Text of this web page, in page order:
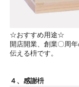
☆おすすめ用途☆
開店開業、創業〇周
伝える枡です。
４、感謝枡